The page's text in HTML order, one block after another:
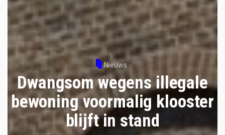
Nieuws
Dwangsom wegens illegale
bewoning voormalig klooster
blijft in stand